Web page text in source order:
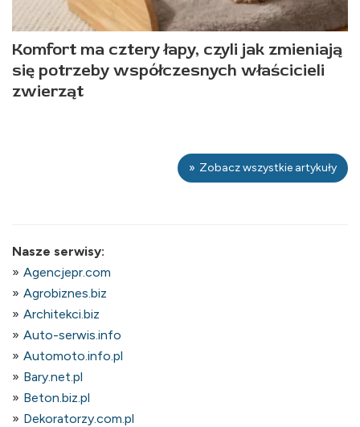
Komfort ma cztery łapy, czyli jak zmieniają
się potrzeby współczesnych właścicieli
zwierząt
Zobacz wszystkie artykuły
Nasze serwisy:
Agencjepr.com
Agrobiznes.biz
Architekci.biz
Auto-serwis.info
Automoto.info.pl
Bary.net.pl
Beton.biz.pl
Dekoratorzy.com.pl